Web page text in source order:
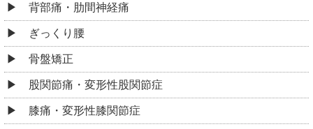
背部痛・肋間神経痛
ぎっくり腰
骨盤矯正
股関節痛・変形性股関節症
膝痛・変形性膝関節症